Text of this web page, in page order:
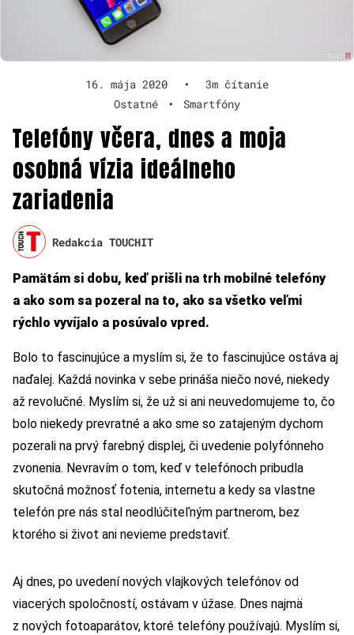
16. mája 2020 •
3m čítanie
Ostatné
• Smartfóny
Telefóny včera, dnes a moja
osobná vízia ideálneho
zariadenia
Redakcia TOUCHIT
Pamätám si dobu, keď prišli na trh mobilné telefóny
a ako som sa pozeral na to, ako sa všetko veľmi
rýchlo vyvíjalo a posúvalo vpred.
Bolo to fascinujúce a myslím si, že to fascinujúce ostáva aj
naďalej. Každá novinka v sebe prináša niečo nové, niekedy
až revolučné. Myslím si, že už si ani neuvedomujeme to, čo
bolo niekedy prevratné a ako sme so zatajeným dychom
pozerali na prvý farebný displej, či uvedenie polyfónneho
zvonenia. Nevravím o tom, keď v telefónoch pribudla
skutočná možnosť fotenia, internetu a kedy sa vlastne
telefón pre nás stal neodlúčiteľným partnerom, bez
ktorého si život ani nevieme predstaviť.
Aj dnes, po uvedení nových vlajkových telefónov od
viacerých spoločností, ostávam v úžase. Dnes najmä
z nových fotoaparátov, ktoré telefóny používajú. Myslím si,